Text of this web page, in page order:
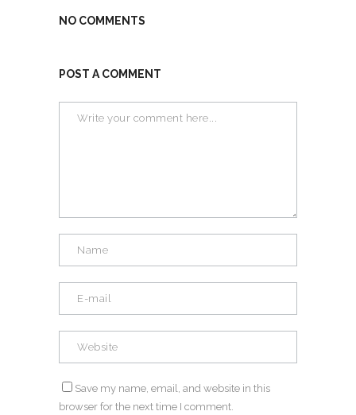
NO COMMENTS
POST A COMMENT
Save my name, email, and website in this
browser for the next time I comment.